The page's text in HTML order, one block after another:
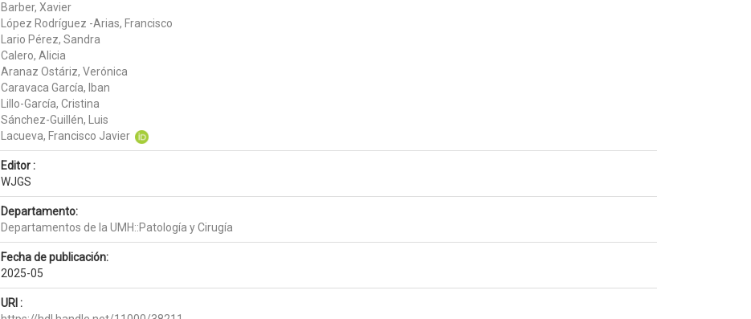
Barber, Xavier
López Rodríguez -Arias, Francisco
Lario Pérez, Sandra
Calero, Alicia
Aranaz Ostáriz, Verónica
Caravaca García, Iban
Lillo-García, Cristina
Sánchez-Guillén, Luis
Lacueva, Francisco Javier
Editor :
WJGS
Departamento:
Departamentos de la UMH::Patología y Cirugía
Fecha de publicación:
2025-05
URI :